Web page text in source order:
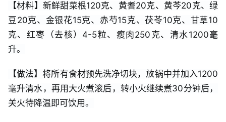
【材料】新鲜甜菜根120克、黄耆20克、黄芩20克、绿
豆20克、金银花15克、赤芍15克、茯苓10克、甘草10
克、红枣（去核）4-5粒、瘦肉250克、清水1200毫
升。
【做法】将所有食材预先洗净切块，放锅中并加入1200
毫升清水，再用大火煮滚后，转小火继续煮30分钟后，
关火待降温即可饮用。